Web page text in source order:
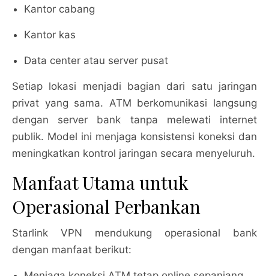
Kantor cabang
Kantor kas
Data center atau server pusat
Setiap lokasi menjadi bagian dari satu jaringan
privat yang sama. ATM berkomunikasi langsung
dengan server bank tanpa melewati internet
publik. Model ini menjaga konsistensi koneksi dan
meningkatkan kontrol jaringan secara menyeluruh.
Manfaat Utama untuk
Operasional Perbankan
Starlink VPN mendukung operasional bank
dengan manfaat berikut: